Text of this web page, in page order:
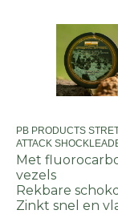
PB PRODUCTS
ATTACK
WEED 10M
Met
vezels
Rekbare
Zinkt snel en